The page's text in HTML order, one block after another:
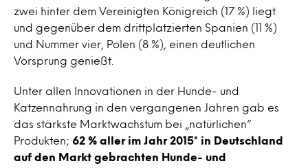
zwei hinter dem Vereinigten Königreich (17 %) liegt
und gegenüber dem drittplatzierten Spanien (11 %)
und Nummer vier, Polen (8 %), einen deutlichen
Vorsprung genießt.
Unter allen Innovationen in der Hunde- und
Katzennahrung in den vergangenen Jahren gab es
das stärkste Marktwachstum bei „natürlichen“
Produkten; 62 % aller im Jahr 2015* in Deutschland
auf den Markt gebrachten Hunde- und